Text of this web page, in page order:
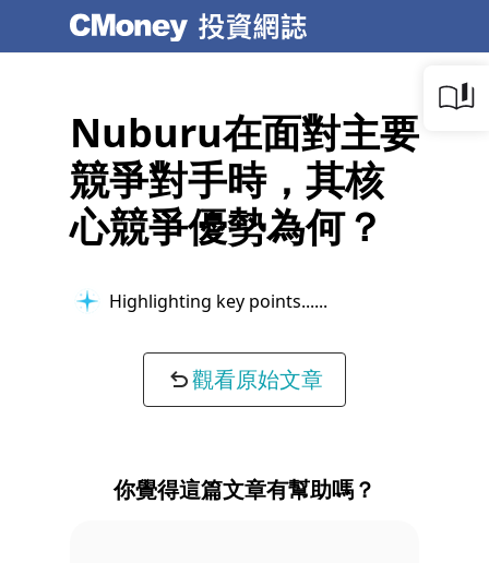
Nuburu在面對主要
競爭對手時，其核
心競爭優勢為何？
Highlighting key points...
觀看原始文章
你覺得這篇文章有幫助嗎？